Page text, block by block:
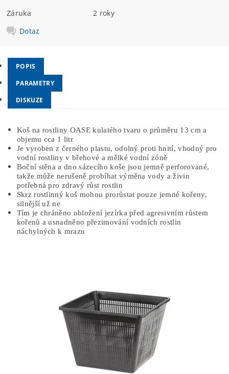
Záruka
2 roky
Dotaz
POPIS
PARAMETRY
DISKUZE
Koš na rostliny OASE kulatého tvaru o průměru 13 cm a
objemu cca 1 litr
Je vyroben z černého plastu, odolný proti hnití, vhodný pro
vodní rostliny v břehové a mělké vodní zóně
Boční stěna a dno sázecího koše jsou jemně perforované,
takže může nerušeně probíhat výměna vody a živin
potřebná pro zdravý růst rostlin
Skrz rostlinný koš mohou prorůstat pouze jemné kořeny,
silnější už ne
Tím je chráněno obložení jezírka před agresivním růstem
kořenů a usnadněno přezimování vodních rostlin
náchylných k mrazu